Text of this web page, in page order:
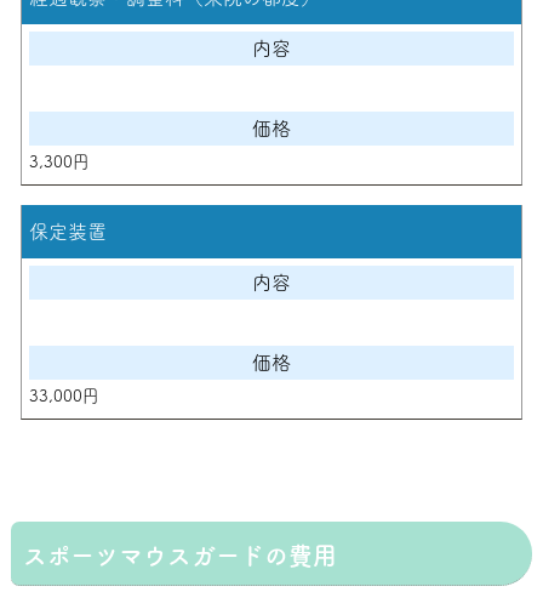
3,300円
保定装置
33,000円
スポーツマウスガードの費用